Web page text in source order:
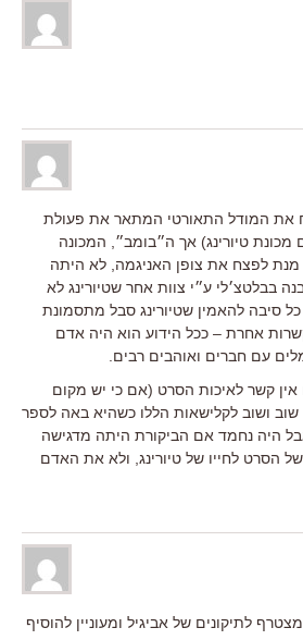
את המודל התאורטי המתאר את פעולת
טיורינג) אך ה״בומב״, המכונה
לפצח את צופן האניגמה, לא היתה
בבלטצ׳לי ע״י צוות אחר שטיורינג לא
כל סיבה להאמין שטיורינג סבל מתסמונת
אחרת – ככל הידוע הוא היה אדם
עם חברים ואוהבים רבים.
קשר לאיכות הסרט (אם כי יש מקום
שוב ושוב לקלישאות הללו כשהיא באה לספר
היה נחמד אם הביקורת היתה מדגישה
הסרט לחייו של טיורינג, ולא את האדם
לתיקונים של אביגיל ומעוניין להוסיף